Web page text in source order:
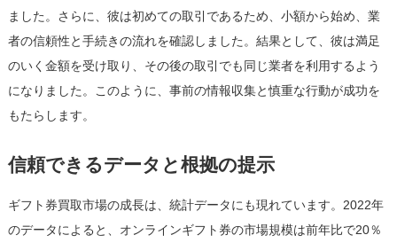
ました。さらに、彼は初めての取引であるため、小額から始め、業
者の信頼性と手続きの流れを確認しました。結果として、彼は満足
のいく金額を受け取り、その後の取引でも同じ業者を利用するよう
になりました。このように、事前の情報収集と慎重な行動が成功を
もたらします。
信頼できるデータと根拠の提示
ギフト券買取市場の成長は、統計データにも現れています。2022年
のデータによると、オンラインギフト券の市場規模は前年比で20％